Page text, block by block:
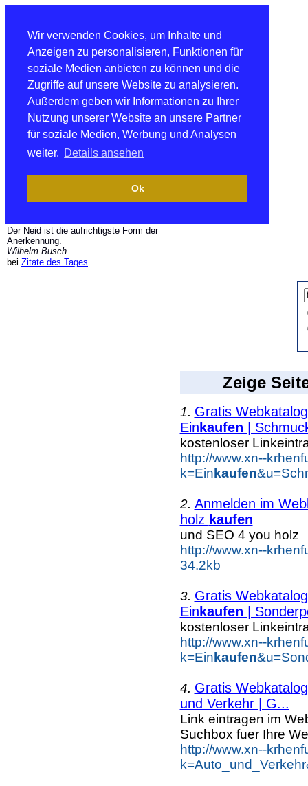
Wir verwenden Cookies, um Inhalte und
Anzeigen zu personalisieren, Funktionen für
soziale Medien anbieten zu können und die
Zugriffe auf unsere Website zu analysieren.
Außerdem geben wir Informationen zu Ihrer
Nutzung unserer Website an unsere Partner
für soziale Medien, Werbung und Analysen
weiter. Details ansehen
Ok
Der Neid ist die aufrichtigste Form der
Anerkennung.
Wilhelm Busch
bei Zitate des Tages
Zeige
1. Gratis
Ein kaufen |
kostenloser
http://www.xn--
k=Ein kaufen
2. Anmelden im
holz kaufen
und SEO 4 you holz
http://www.xn--
34.2kb
3. Gratis
Ein kaufen |
kostenloser
http://www.xn--
k=Ein kaufen
4. Gratis
und Verkehr | G...
Link eintragen im
Suchbox fuer Ihre
http://www.xn--